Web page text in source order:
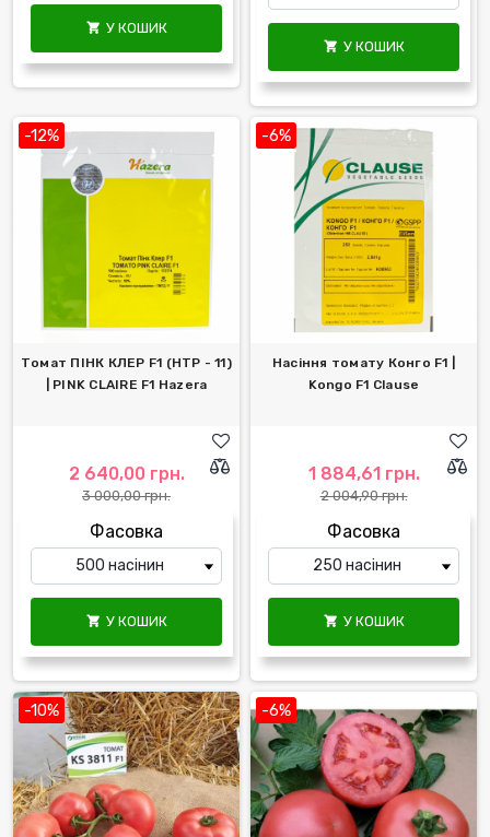
 У КОШИК
 У КОШИК
-12%
Томат ПІНК КЛЕР F1 (HTP - 11)
| PINK CLAIRE F1 Hazera
2 640,00 грн.
3 000,00 грн.
Фасовка
 У КОШИК
-6%
Насіння томату Конго F1 |
Kongo F1 Clause
1 884,61 грн.
2 004,90 грн.
Фасовка
 У КОШИК
-10% -6%